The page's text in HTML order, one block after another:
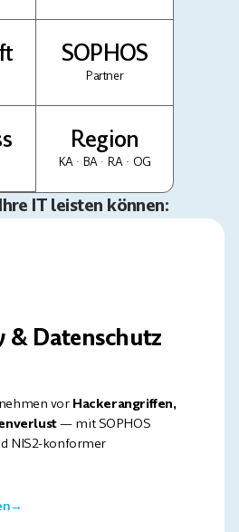
SOPHOS
Partner
Region
KA · BA · RA · OG
IT leisten können:
& Datenschutz
vor Hackerangriffen,
— mit SOPHOS
NIS2-konformer
→